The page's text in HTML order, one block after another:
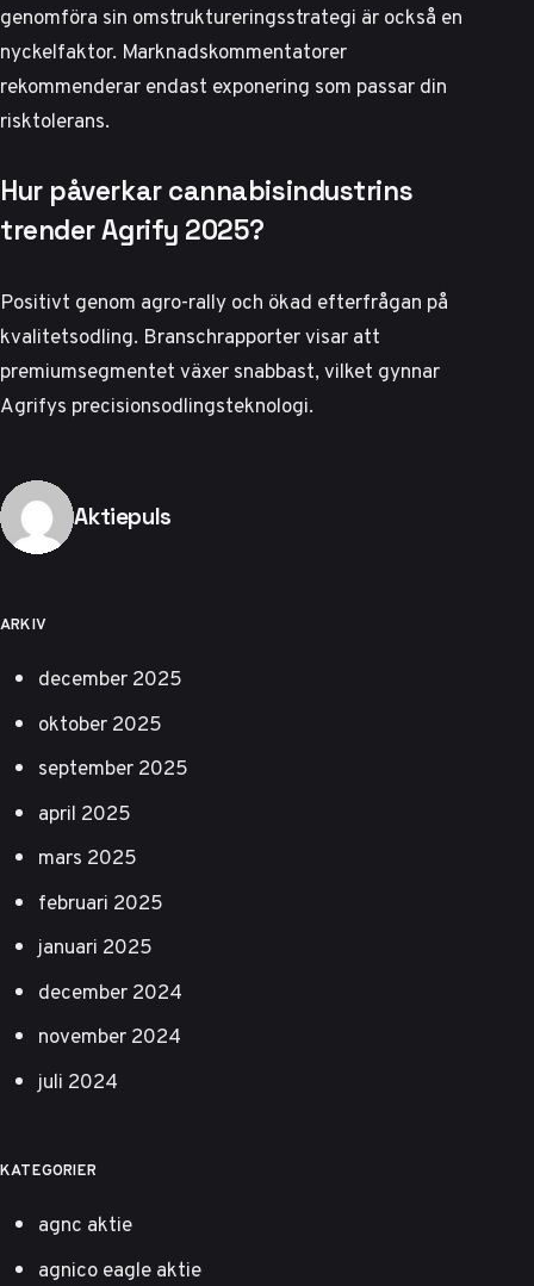
genomföra sin omstruktureringsstrategi är också en
nyckelfaktor. Marknadskommentatorer
rekommenderar endast exponering som passar din
risktolerans.
Hur påverkar cannabisindustrins
trender Agrify 2025?
Positivt genom agro-rally och ökad efterfrågan på
kvalitetsodling. Branschrapportervisar att
premiumsegmentet växer snabbast, vilket gynnar
Agrifys precisionsodlingsteknologi.
Publicerad av
Aktiepuls
ARKIV
december 2025
oktober 2025
september 2025
april 2025
mars 2025
februari 2025
januari 2025
december 2024
november 2024
juli 2024
KATEGORIER
agnc aktie
agnico eagle aktie